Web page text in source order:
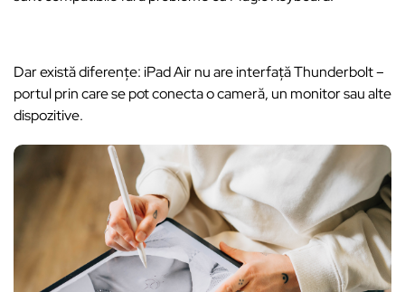
Dar există diferențe: iPad Air nu are interfață Thunderbolt –
portul prin care se pot conecta o cameră, un monitor sau alte
dispozitive.